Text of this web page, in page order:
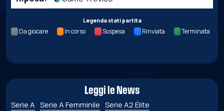
Legenda stati partita
Da giocare In corso Sospesa Rinviata Terminata
Leggi le News
Serie A Serie A Femminile Serie A2 Élite